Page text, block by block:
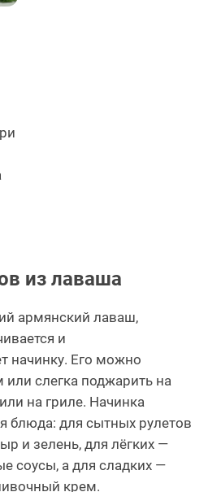
из лаваша
армянский лаваш,
и
начинку. Его можно
слегка поджарить на
на гриле. Начинка
блюда: для сытных рулетов
и зелень, для лёгких —
соусы, а для сладких —
крем.